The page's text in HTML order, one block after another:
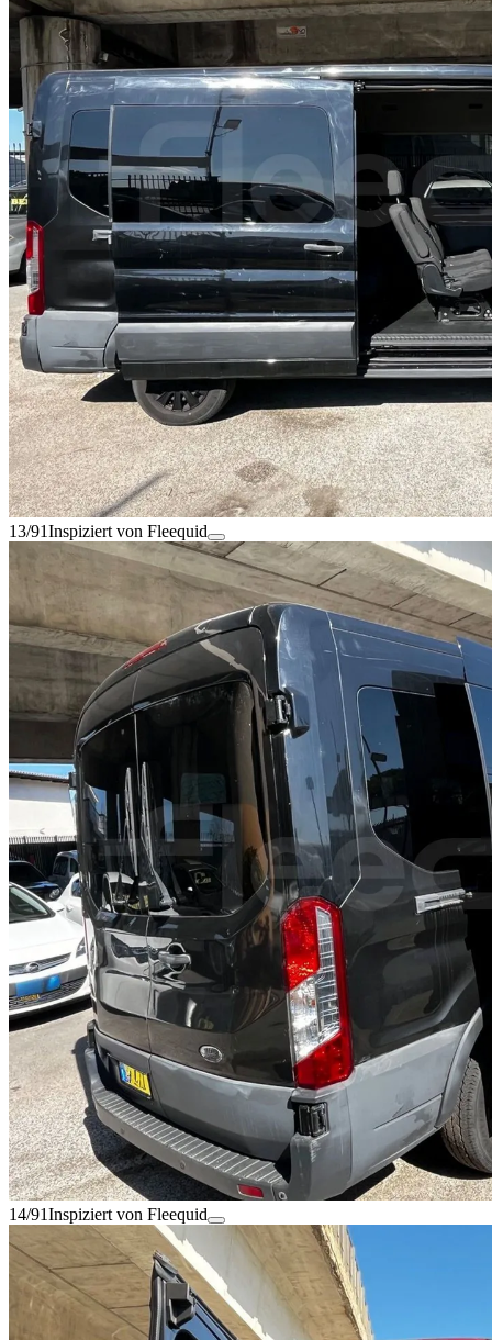
13/91Inspiziert von Fleequid
14/91Inspiziert von Fleequid